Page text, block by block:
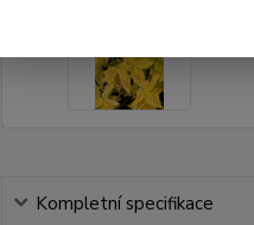
Kompletní specifikace